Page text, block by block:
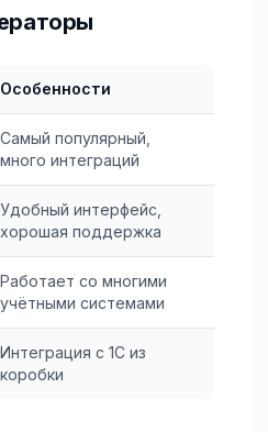
Особенности
Самый популярный,
много интеграций
Удобный интерфейс,
хорошая поддержка
Работает со многими
учётными системами
Интеграция с 1С из
коробки